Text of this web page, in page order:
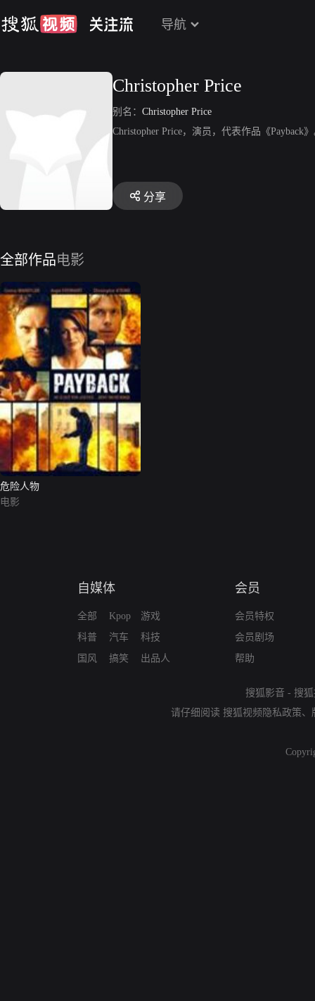
导航
Christopher Price
别名： Christopher Price
Christopher Price，演员，代表作品《Payback
分享
全部作品电影
危险人物
电影
自媒体
全部
科普
国风
Kpop
汽车
搞笑
游戏
科技
出品人
会员
会员特权
会员剧场
帮助
搜狐影音 - 搜
请仔细阅读 搜狐视频隐私政策、